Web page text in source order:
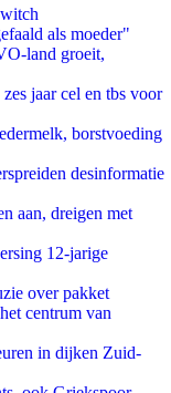
als moeder"
land groeit,
jaar cel en tbs voor
borstvoeding
desinformatie
aan, dreigen met
12-jarige
over pakket
centrum van
in dijken Zuid-